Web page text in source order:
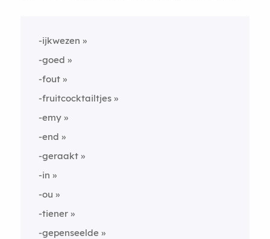
-ijkwezen
-goed
-fout
-fruitcocktailtjes
-emy
-end
-geraakt
-in
-ou
-tiener
-gepenseelde